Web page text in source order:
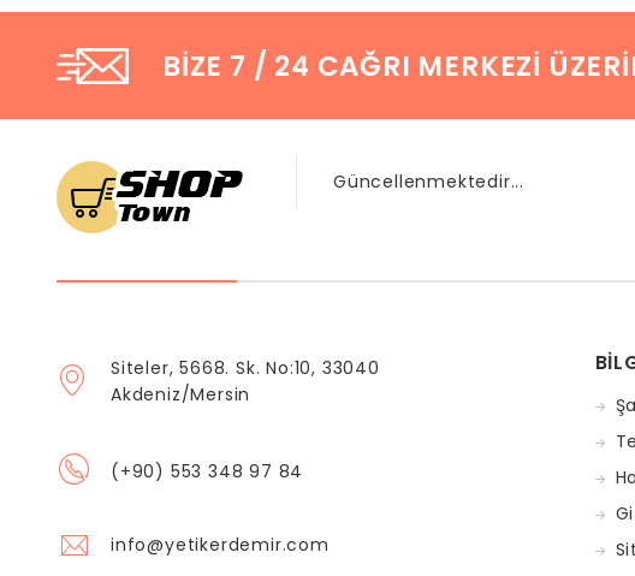
BIZE 7 / 24 CAĞRI MERKEZI
Güncellenmektedir...
Siteler, 5668. Sk. No:10, 33040
Akdeniz/Mersin
(+90) 553 348 97 84
info@yetikerdemir.com